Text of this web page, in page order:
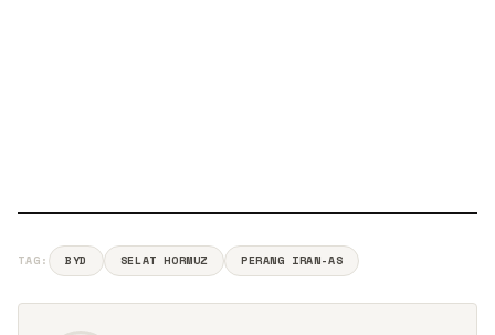
TAG: BYD SELAT HORMUZ PERANG IRAN-AS